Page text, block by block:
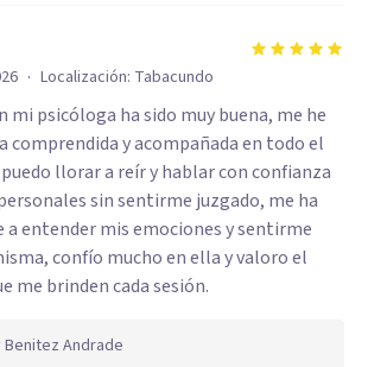
· Localización: Tabacundo
mi psicóloga ha sido muy buena, me he
comprendida y acompañada en todo el
llorar a reír y hablar con confianza
sin sentirme juzgado, me ha
a entender mis emociones y sentirme
confío mucho en ella y valoro el
me brinden cada sesión.
Andrade